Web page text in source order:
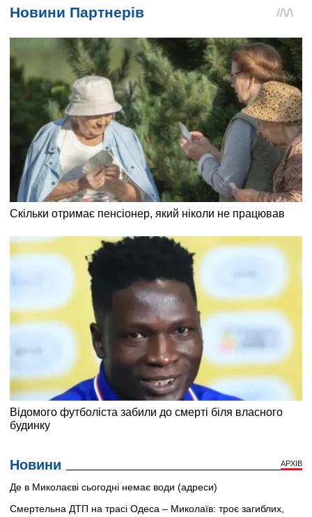
Новини АРХІВ
Де в Миколаєві сьогодні немає води (адреси)
Смертельна ДТП на трасі Одеса – Миколаїв: троє загиблих,